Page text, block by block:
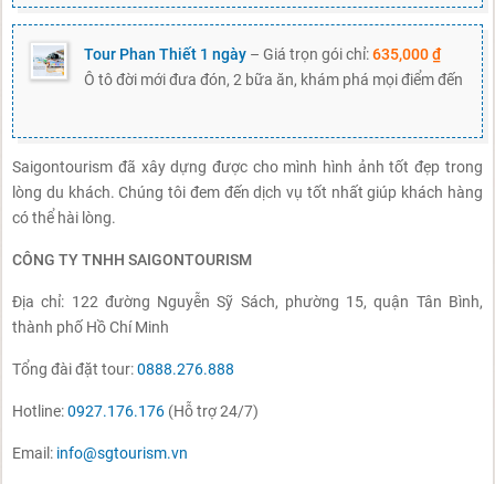
Tour Phan Thiết 1 ngày– Giá trọn gói chỉ:635,000 ₫
Ô tô đời mới đưa đón, 2 bữa ăn, khám phá mọi điểm đến
Saigontourism đã xây dựng được cho mình hình ảnh tốt đẹp trong
lòng du khách. Chúng tôi đem đến dịch vụ tốt nhất giúp khách hàng
có thể hài lòng.
CÔNG TY TNHH SAIGONTOURISM
Địa chỉ: 122 đường Nguyễn Sỹ Sách, phường 15, quận Tân Bình,
thành phố Hồ Chí Minh
Tổng đài đặt tour:0888.276.888
Hotline:0927.176.176 (Hỗ trợ 24/7)
Email: info@sgtourism.vn